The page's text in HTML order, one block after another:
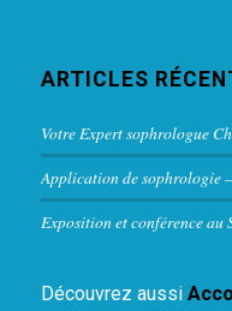
ARTICLES
Votre Expert sophrologue
Application de sophrologie
Exposition et conférence au
Découvrez aussi